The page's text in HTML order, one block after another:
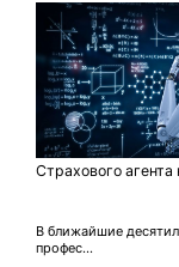
Страхового
В ближайшие
профес...